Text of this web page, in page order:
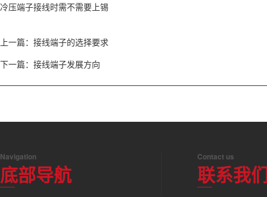
冷压端子接线时需不需要上锡
上一篇： 接线端子的选择要求
下一篇： 接线端子发展方向
Navigation
底部导航
Contact us
联系我